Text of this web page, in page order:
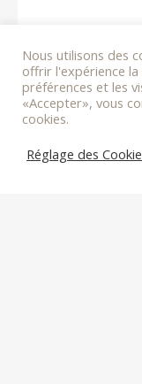
Nous utilisons des
offrir l'expérience
préférences et les
«Accepter», vous
cookies.
Réglage des